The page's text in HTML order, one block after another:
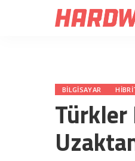
BILGISAYAR
Türkler